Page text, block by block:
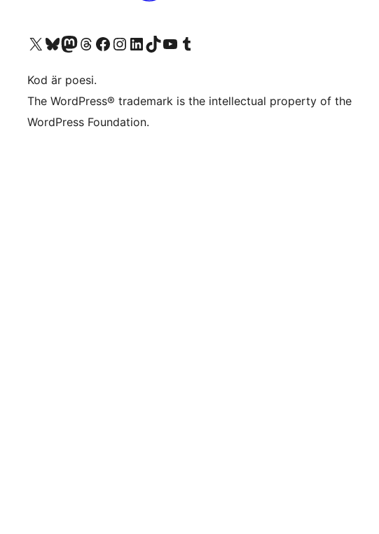
Besök vår X-konto (f.d. Twitter)
Besök vårt Bluesky-konto
Besök vårt Mastodon-konto
Besök vårt Thread-konto
Besök vår Facebook-sidaBesök vårt Instagram-konto
Besök vårt LinkedIn-konto
Besök vårt TikTok-konto
Besök vår YouTube-kanalBesök vårt Tumblr-konto
Kod är poesi.
The WordPress® trademark is the intellectual property of the
WordPress Foundation.